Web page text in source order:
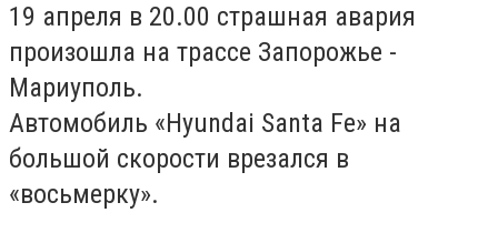
19 апреля в 20.00 страшная авария
произошла на трассе Запорожье -
Мариуполь.
Автомобиль «Hyundai Santa Fe» на
большой скорости врезался в
«восьмерку».